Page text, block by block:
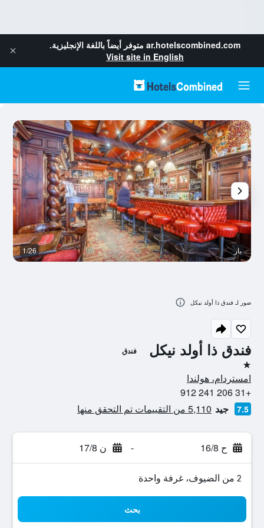
ar.hotelscombined.com متوفر أيضاً باللغة الإنجليزية.
Visit site in English
فندق ذا أولد نيكل فندق
نجمة واحدة
امستردام، هولندا
+31 206 241 912
7.5 جيد 5,110 من التقييمات تم التحقق منها
ح 16/8 - ن 17/8
2 من الضيوف، غرفة واحدة
بحث
بار 1/26
صور لـ فندق ذا أولد نيكل